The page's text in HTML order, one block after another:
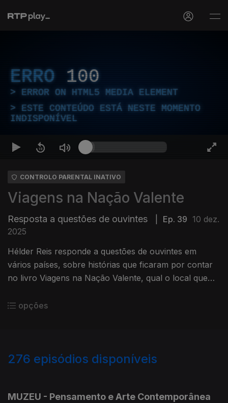
ERRO 100
ERROR ON HTML5 MEDIA ELEMENT
ESTE CONTEÚDO ESTÁ NESTE MOMENTO
INDISPONÍVEL
CONTROLO PARENTAL INATIVO
Viagens na Nação Valente
Resposta a questões de ouvintes Ep. 39 10 dez.
2025
Hélder Reis responde a questões de ouvintes em
vários países, sobre histórias que ficaram por contar
no livro Viagens na Nação Valente, qual o local que
produtos locais.
opções
276 episódios disponíveis
MUZEU - Pensamento e Arte Contemporânea